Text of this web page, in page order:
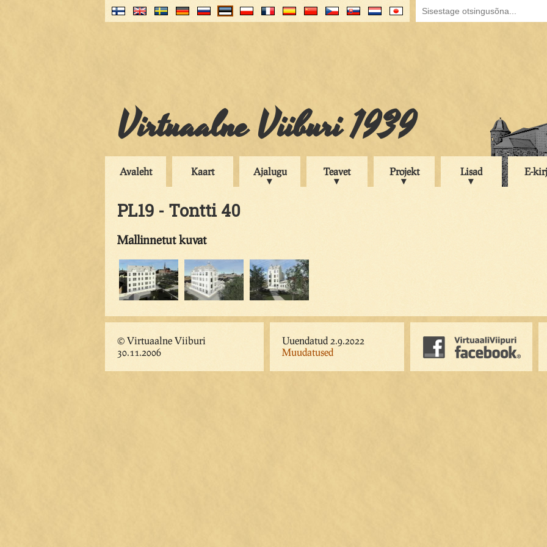
Virtuaalne Viiburi 1939
Avaleht Kaart Ajalugu Teavet Projekt Lisad E-
PL19 - Tontti 40
Mallinnetut kuvat
© Virtuaalne Viiburi
30.11.2006
Uuendatud 2.9.2022
Muudatused